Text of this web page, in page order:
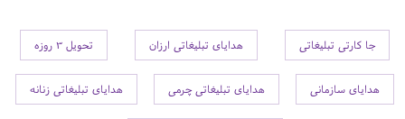
جا کارتی تبلیغاتی هدایای تبلیغاتی ارزان تحویل 3 روزه
هدایای سازمانی هدایای تبلیغاتی چرمی هدایای تبلیغاتی زنانه